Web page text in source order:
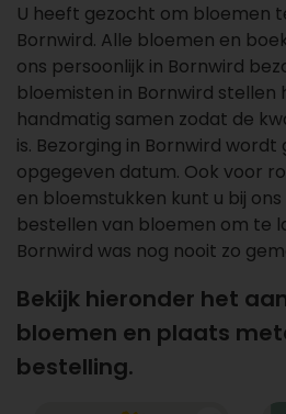
U heeft gezocht om bloemen
Bornwird. Alle bloemen en
ons persoonlijk in Bornwird
bloemisten in Bornwird stellen
handmatig samen zodat de
is. Bezorging in Bornwird wordt
opgegeven datum. Ook voor
en bloemstukken kunt u bij
bestellen van bloemen om te
Bornwird was nog nooit zo
Bekijk hieronder het
bloemen en plaats
bestelling.